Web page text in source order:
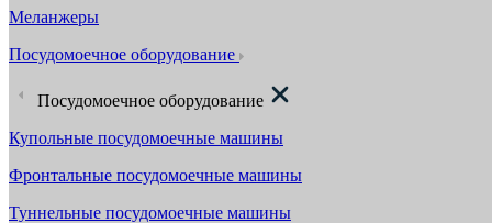
Меланжеры
Посудомоечное оборудование
Посудомоечное оборудование
Купольные посудомоечные машины
Фронтальные посудомоечные машины
Туннельные посудомоечные машины